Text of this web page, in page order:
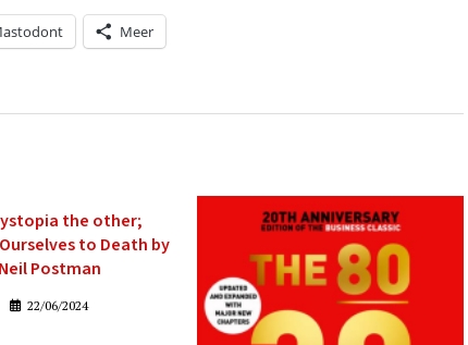
Meer
the other;
to Death by
Neil Postman
22/06/2024